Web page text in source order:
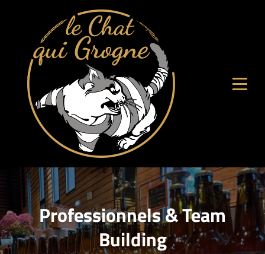
contenu
Professionnels & Team
Building